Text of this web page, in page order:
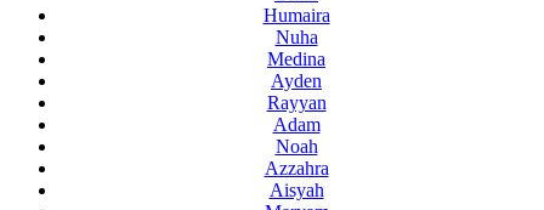
Humaira
Nuha
Medina
Ayden
Rayyan
Adam
Noah
Azzahra
Aisyah